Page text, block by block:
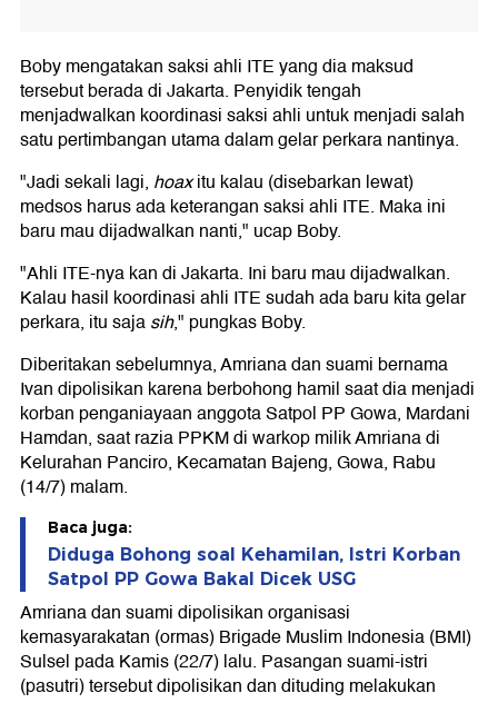
Boby mengatakan saksi ahli ITE yang dia maksud
tersebut berada di Jakarta. Penyidik tengah
menjadwalkan koordinasi saksi ahli untuk menjadi salah
satu pertimbangan utama dalam gelar perkara nantinya.
"Jadi sekali lagi, hoaxitu kalau (disebarkan lewat)
medsos harus ada keterangan saksi ahli ITE. Maka ini
baru mau dijadwalkan nanti," ucap Boby.
"Ahli ITE-nya kan di Jakarta. Ini baru mau dijadwalkan.
Kalau hasil koordinasi ahli ITE sudah ada baru kita gelar
perkara, itu sajasih," pungkas Boby.
Diberitakan sebelumnya, Amriana dan suami bernama
Ivan dipolisikan karena berbohong hamil saat dia menjadi
korban penganiayaan anggota Satpol PP Gowa, Mardani
Hamdan, saat razia PPKM di warkop milik Amriana di
Kelurahan Panciro, Kecamatan Bajeng, Gowa, Rabu
(14/7) malam.
Baca juga:
Diduga Bohong soal Kehamilan, Istri Korban
Satpol PP Gowa Bakal Dicek USG
Amriana dan suami dipolisikan organisasi
kemasyarakatan (ormas) Brigade Muslim Indonesia (BMI)
Sulsel pada Kamis (22/7) lalu. Pasangan suami-istri
(pasutri) tersebut dipolisikan dan dituding melakukan